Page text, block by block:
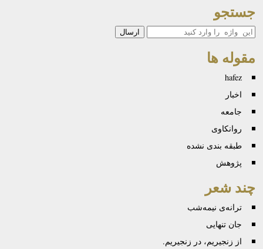
جستجو
جستجو
مقوله ها
hafez
اخبار
جامعه
روانكاوی
طبقه بندی نشده
پژوهش
چند شعر
ترانه‌ی نیمه‌شب
جان تنهایی
از زنجیریم، در زنجیریم.